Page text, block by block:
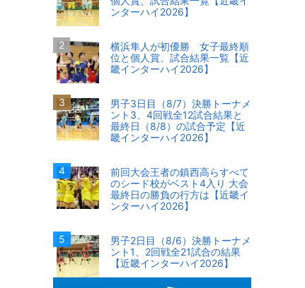
ンターハイ2026】
横浜隼人が初優勝 女子最終順
位と個人賞、試合結果一覧【近
畿インターハイ2026】
男子3日目（8/7）決勝トーナメ
ント3、4回戦全12試合結果と
最終日（8/8）の試合予定【近
畿インターハイ2026】
前回大会王者の鎮西高らすべて
のシード校がベスト4入り 大会
最終日の勝負の行方は【近畿イ
ンターハイ2026】
男子2日目（8/6）決勝トーナメ
ント1、2回戦全21試合の結果
【近畿インターハイ2026】